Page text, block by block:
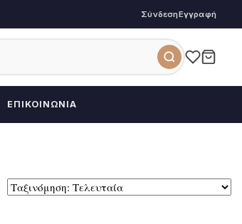
ΣύνδεσηΕγγραφή
ΕΠΙΚΟΙΝΩΝΊΑ